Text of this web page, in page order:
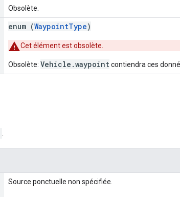
Obsolète.
enum (WaypointType)
Cet élément est obsolète.
Obsolète: Vehicle.waypointcontiendra ces
.
Source ponctuelle non spécifiée.